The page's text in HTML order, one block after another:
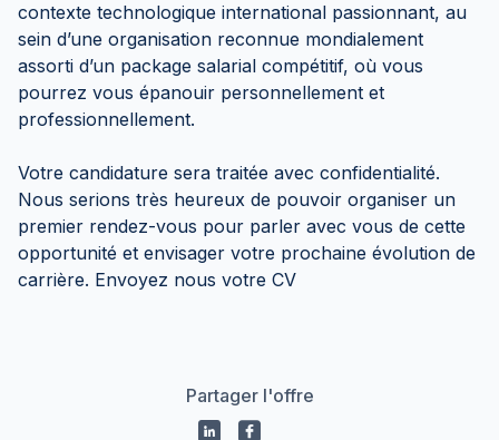
contexte technologique international passionnant, au
sein d’une organisation reconnue mondialement
assorti d’un package salarial compétitif, où vous
pourrez vous épanouir personnellement et
professionnellement.
Votre candidature sera traitée avec confidentialité.
Nous serions très heureux de pouvoir organiser un
premier rendez-vous pour parler avec vous de cette
opportunité et envisager votre prochaine évolution de
carrière. Envoyez nous votre CV
Partager l'offre